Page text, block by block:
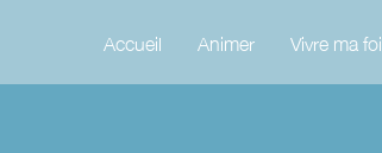
Accueil Animer Vivre ma foi